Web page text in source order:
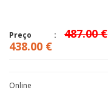
Preço
487.00 €
438.00 €
Online